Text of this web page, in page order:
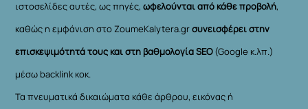
ιστοσελίδες αυτές, ως πηγές,ωφελούνται από κάθε προβολή,
καθώς η εμφάνιση στο ZoumeKalytera.grσυνεισφέρει στην
επισκεψιμότητά τους και στη βαθμολογία SEO(Google κ.λπ.)
μέσω backlink κοκ.
Τα πνευματικά δικαιώματα κάθε άρθρου, εικόνας ή